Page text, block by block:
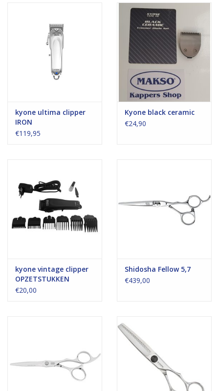
kyone ultima clipper
IRON
€119,95
Kyone black ceramic
€24,90
kyone vintage clipper
OPZETSTUKKEN
€20,00
Shidosha Fellow 5,7
€439,00